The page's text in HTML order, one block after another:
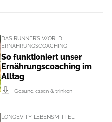
DAS RUNNER'S WORLD
ERNÄHRUNGSCOACHING
So funktioniert unser
Ernährungscoaching im
Alltag
Gesund essen & trinken
LONGEVITY-LEBENSMITTEL